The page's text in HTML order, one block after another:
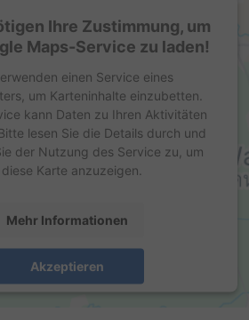
Ihre Zustimmung, um
Maps-Service zu laden!
einen Service eines
um Karteninhalte einzubetten.
kann Daten zu Ihren Aktivitäten
lesen Sie die Details durch und
der Nutzung des Service zu, um
diese Karte anzuzeigen.
Mehr Informationen
Akzeptieren